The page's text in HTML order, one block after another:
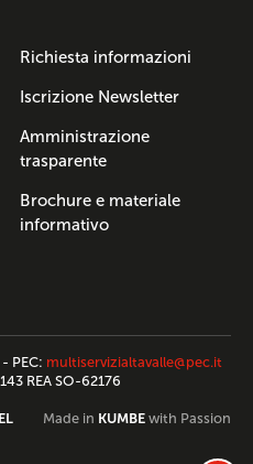
Richiesta informazioni
Iscrizione Newsletter
Amministrazione
trasparente
Brochure e materiale
informativo
- PEC: multiservizialtavalle@pec.it
REA SO-62176
Made in KUMBE with Passion